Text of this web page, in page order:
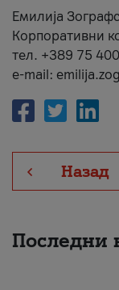
Емилија
Корпоративни
тел. +389 75
e-mail:
Назад
Последни